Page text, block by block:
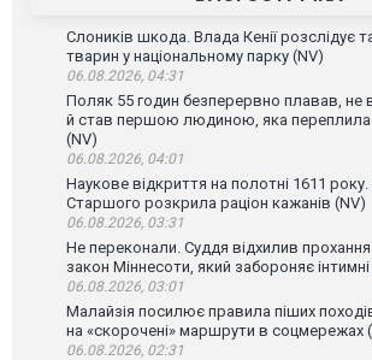
Слоників шкода. Влада Кенії розслідує
тварин у національному парку (NV)
06.08.2026, 04:31
Поляк 55 годин безперервно плавав, не
й став першою людиною, яка переплила
(NV)
06.08.2026, 04:01
Наукове відкриття на полотні 1611
Старшого розкрила раціон кажанів (NV)
06.08.2026, 03:31
Не переконали. Суддя відхилив
закон Міннесоти, який забороняє
06.08.2026, 03:01
Малайзія посилює правила піших
на «скорочені» маршрути в соцмережах
06.08.2026, 02:31